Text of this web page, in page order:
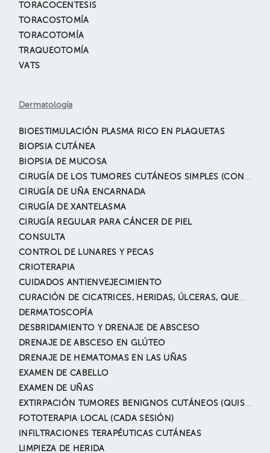
TORACOCENTESIS
TORACOSTOMÍA
TORACOTOMÍA
TRAQUEOTOMÍA
VATS
Dermatología
BIOESTIMULACIÓN PLASMA RICO EN PLAQUETAS
BIOPSIA CUTÁNEA
BIOPSIA DE MUCOSA
CIRUGÍA DE LOS TUMORES CUTÁNEOS SIMPLES (CON BIÓPSIA)
CIRUGÍA DE UÑA ENCARNADA
CIRUGÍA DE XANTELASMA
CIRUGÍA REGULAR PARA CÁNCER DE PIEL
CONSULTA
CONTROL DE LUNARES Y PECAS
CRIOTERAPIA
CUIDADOS ANTIENVEJECIMIENTO
CURACIÓN DE CICATRICES, HERIDAS, ÚLCERAS, QUEMADAS. INCLUYE EXTIRPACIÓN O DESBRIDAMIENTO Y CIERRE DIRECTO
DERMATOSCOPÍA
DESBRIDAMIENTO Y DRENAJE DE ABSCESO
DRENAJE DE ABSCESO EN GLÚTEO
DRENAJE DE HEMATOMAS EN LAS UÑAS
EXAMEN DE CABELLO
EXAMEN DE UÑAS
EXTIRPACIÓN TUMORES BENIGNOS CUTÁNEOS (QUISTE EPIDÉRMICO, NEVUS, LIPOMAS, ANGIOMAS, ETC.)
FOTOTERAPIA LOCAL (CADA SESIÓN)
INFILTRACIONES TERAPÉUTICAS CUTÁNEAS
LIMPIEZA DE HERIDA